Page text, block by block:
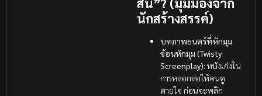
นักสร้างสรรค์)
บทภาพยนตร์ที่หักมุม
ซ้อนหักมุม (Twisty
Screenplay): หนังเก่งใน
การหลอกล่อให้คนดู
ตายใจ ก่อนจะพลิก